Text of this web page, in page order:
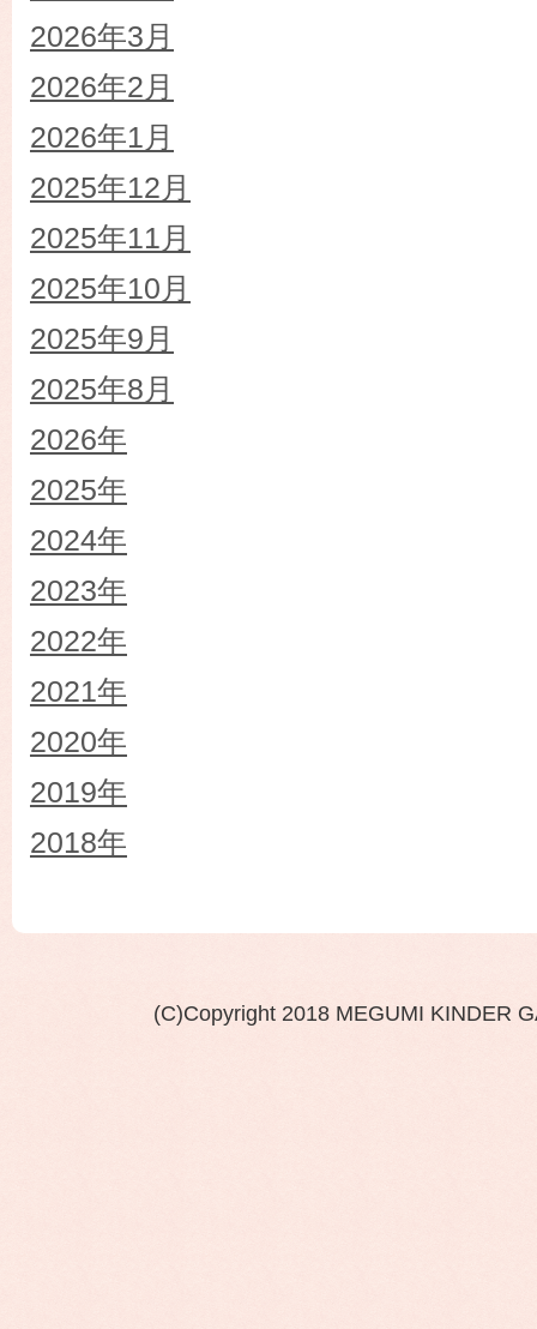
2026年3月
2026年2月
2026年1月
2025年12月
2025年11月
2025年10月
2025年9月
2025年8月
2026年
2025年
2024年
2023年
2022年
2021年
2020年
2019年
2018年
(C)Copyright 2018 MEGUMI KINDER